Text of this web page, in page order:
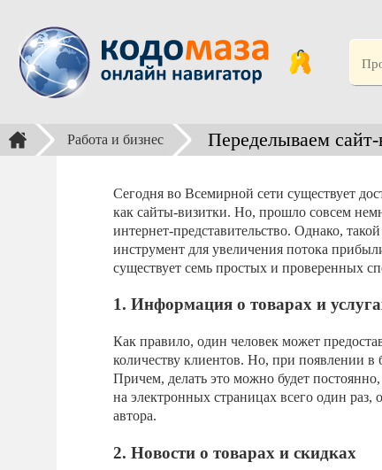
Работа и бизнес Переделываем
Сегодня во Всемирной сети существует
как сайты-визитки. Но, прошло совсем
интернет-представительство. Однако,
инструмент для увеличения потока
существует семь простых и проверенных
1. Информация о товарах и
Как правило, один человек может
количеству клиентов. Но, при появлении в
Причем, делать это можно будет
на электронных страницах всего один раз,
автора.
2. Новости о товарах и скидках